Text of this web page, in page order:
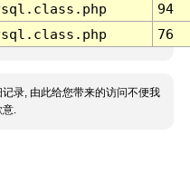
94
76
录, 由此给您带来的访问不便我
意.